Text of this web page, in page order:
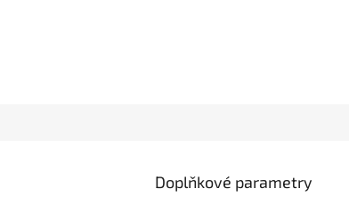
Doplňkové parametry